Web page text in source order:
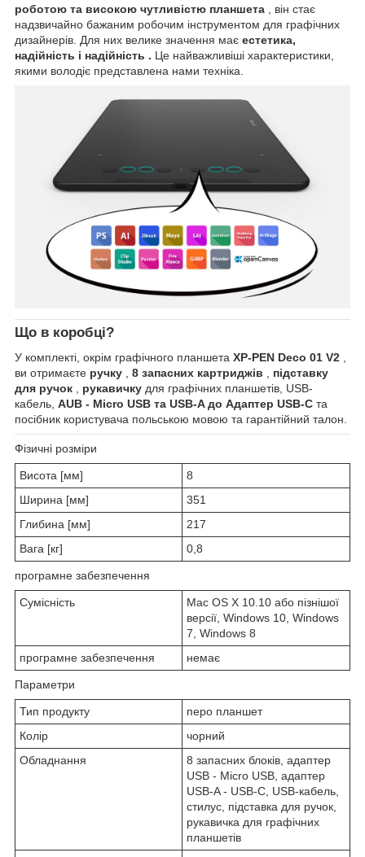
роботою та високою чутливістю планшета , він стає
надзвичайно бажаним робочим інструментом для графічних
дизайнерів. Для них велике значення має естетика,
надійність і надійність . Це найважливіші характеристики,
якими володіє представлена ​​нами техніка.
Що в коробці?
У комплекті, окрім графічного планшета XP-PEN Deco 01 V2
ви отримаєте ручку 8 запасних картриджів
підставку
для ручок
рукавичку для графічних планшетів, USB-
кабель, AUB - Micro USB та USB-A до Адаптер USB-C та
посібник користувача польською мовою та гарантійний талон.
Фізичні розміри
Висота [мм]
8
Ширина [мм]
351
Глибина [мм]
217
Вага [кг]
0,8
програмне забезпечення
Сумісність
Mac OS X 10.10 або пізнішої
версії, Windows 10, Windows
7, Windows 8
програмне забезпечення
немає
Параметри
Тип продукту
перо планшет
Колір
чорний
Обладнання
8 запасних блоків, адаптер
USB - Micro USB, адаптер
USB-A - USB-C, USB-кабель,
стилус, підставка для ручок,
рукавичка для графічних
планшетів